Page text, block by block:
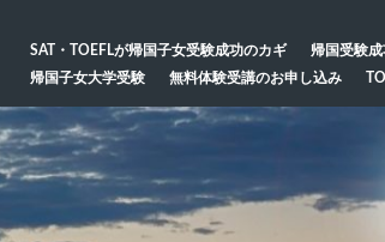
SAT・TOEFLが帰国子女受験成功のカギ 帰国受験
帰国子女大学受験
無料体験受講のお申し込み